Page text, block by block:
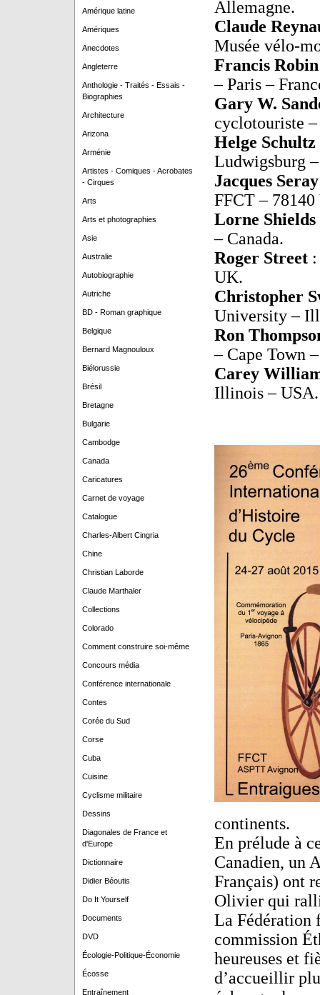
Amérique latine
Amériques
Anecdotes
Angleterre
Anthologie - Traités - Essais -
Biographies
Architecture
Arizona
Arménie
Artistes - Comiques - Acrobates
- Cirques
Arts
Arts et photographies
Asie
Australie
Autobiographie
Autriche
BD - Roman graphique
Belgique
Bernard Magnouloux
Biélorussie
Brésil
Bretagne
Bulgarie
Cambodge
Canada
Caricatures
Carnet de voyage
Catalogue
Charles-Albert Cingria
Chine
Christian Laborde
Claude Marthaler
Collections
Colorado
Comment construire soi-même
Concours média
Conférence internationale
Contes
Corée du Sud
Corse
Cuba
Cuisine
Cyclisme militaire
Dessins
Diagonales de France et
d'Europe
Dictionnaire
Didier Béoutis
Do It Yourself
Documents
DVD
Écologie-Politique-Économie
Écosse
Entraînement
Allemagne.
Claude
Musée vélo-
Francis
– Paris –
Gary W.
cyclotouriste
Helge Schultz
Ludwigsburg
Jacques
FFCT –
Lorne Shields
– Canada.
Roger Street
UK.
Christopher
University –
Ron
– Cape Town
Carey
Illinois – USA.
continents.
En prélude à
Canadien, un
Français) ont
Olivier qui
La Fédération
commission
heureuses et
d’accueillir